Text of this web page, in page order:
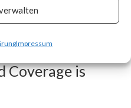
Impressum
track vendor
Coverage is